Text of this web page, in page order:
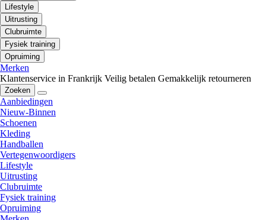
Lifestyle
Uitrusting
Clubruimte
Fysiek training
Opruiming
Merken
Klantenservice in Frankrijk Veilig betalen Gemakkelijk retourneren
Zoeken
Aanbiedingen
Nieuw-Binnen
Schoenen
Kleding
Handballen
Vertegenwoordigers
Lifestyle
Uitrusting
Clubruimte
Fysiek training
Opruiming